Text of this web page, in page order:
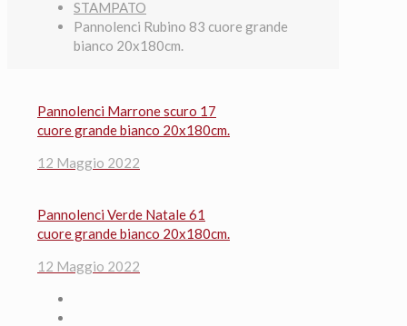
STAMPATO
Pannolenci Rubino 83 cuore grande
bianco 20x180cm.
Pannolenci Marrone scuro 17
cuore grande bianco 20x180cm.
12 Maggio 2022
Pannolenci Verde Natale 61
cuore grande bianco 20x180cm.
12 Maggio 2022